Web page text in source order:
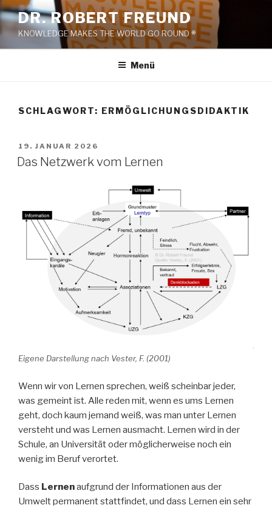
Zum
Inhalt
springen
DR. ROBERT FREUND
KNOWLEDGE MAKES THE WORLD GO ROUND ®
Menü
SCHLAGWORT: ERMÖGLICHUNGSDIDAKTIK
VERÖFFENTLICHT
AM
19. JANUAR 2026
Das Netzwerk vom Lernen
Eigene Darstellung nach Vester, F. (2001)
Wenn wir von Lernen sprechen, weiß scheinbar jeder,
was gemeint ist. Alle reden mit, wenn es ums Lernen
geht, doch kaum jemand weiß, was man unter Lernen
versteht und was Lernen ausmacht. Lernen wird in der
Schule, an Universität oder möglicherweise noch ein
wenig im Beruf verortet.
Dass Lernenaufgrund der Informationen aus der
Umwelt permanent stattfindet, und dass Lernen ein sehr